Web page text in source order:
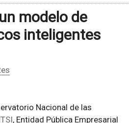
modelo de
inteligentes
Nacional de las
, Entidad Pública Empresarial